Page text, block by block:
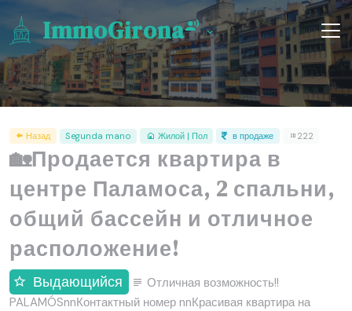
ImmoGirona
Назад Segunda mano Жилой | Пол в продаже 222
🏡Продается квартира в
центре Паламоса, 2 спальни,
общий бассейн и отличное
расположение!
Выдающийся
Отличная возможность!!
PALAMÓSnnКонтактный номер nnКрасивая квартира на